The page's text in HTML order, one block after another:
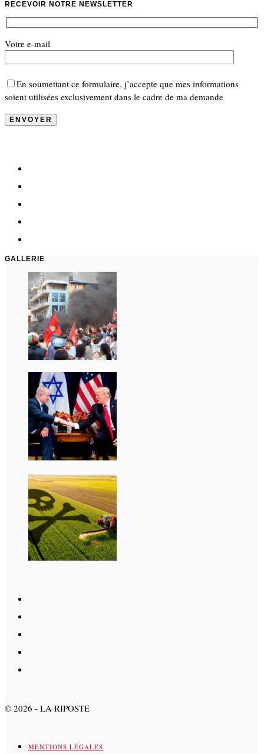
RECEVOIR NOTRE NEWSLETTER
Votre e-mail
En soumettant ce formulaire, j’accepte que mes informations
soient utilisées exclusivement dans le cadre de ma demande
GALLERIE
© 2026 - LA RIPOSTE
MENTIONS LÉGALES